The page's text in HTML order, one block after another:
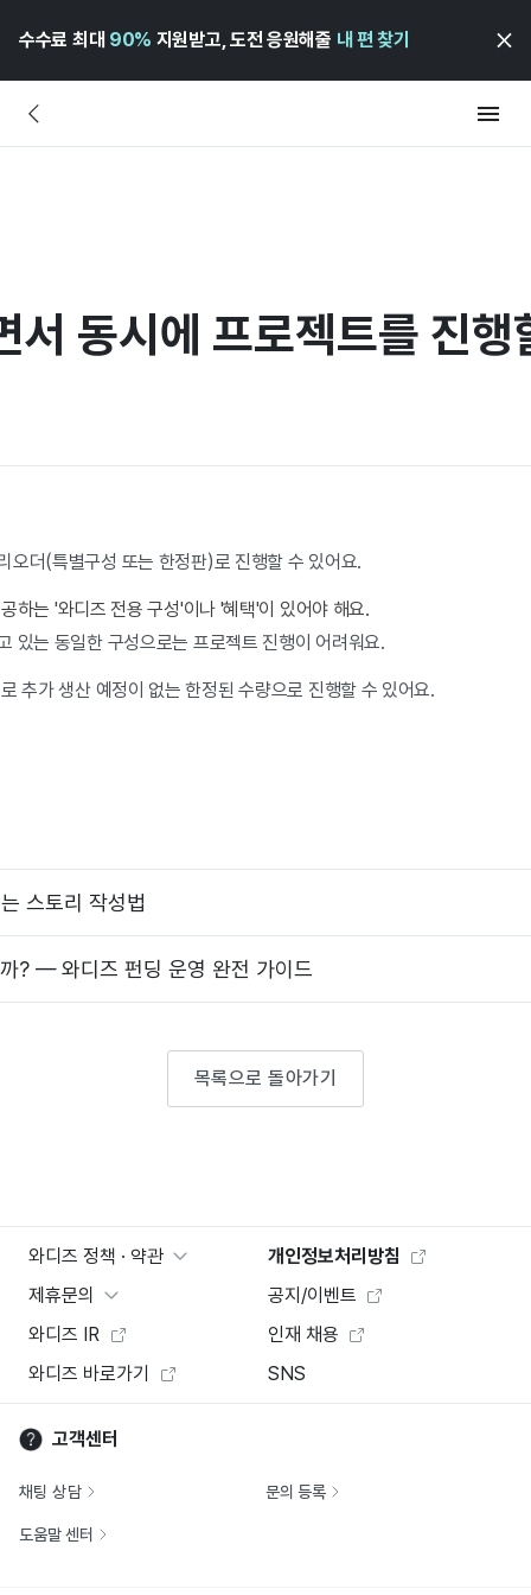
수수료 최대 90% 지원받고, 도전 응원해줄 내 편 찾기
서 동시에 프로젝트를 진
오더(특별구성 또는 한정판)로 진행할 수 있어요.
하는 '와디즈 전용 구성'이나 '혜택'이 있어야 해요.
있는 동일한 구성으로는 프로젝트 진행이 어려워요.
추가 생산 예정이 없는 한정된 수량으로 진행할 수 있어요.
스토리 작성법
? — 와디즈 펀딩 운영 완전 가이드
목록으로 돌아가기
와디즈 정책 · 약관
개인정보처리방침
제휴문의
공지/이벤트
와디즈 IR
인재 채용
와디즈 바로가기
SNS
고객센터
채팅 상담 문의 등록
도움말 센터